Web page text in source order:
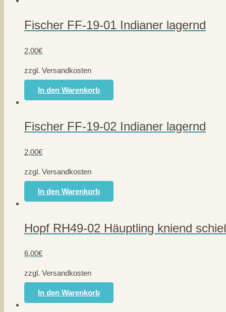
Fischer FF-19-01 Indianer lagernd
2,00€
zzgl. Versandkosten
In den Warenkorb
Fischer FF-19-02 Indianer lagernd
2,00€
zzgl. Versandkosten
In den Warenkorb
Hopf RH49-02 Häuptling kniend
6,00€
zzgl. Versandkosten
In den Warenkorb